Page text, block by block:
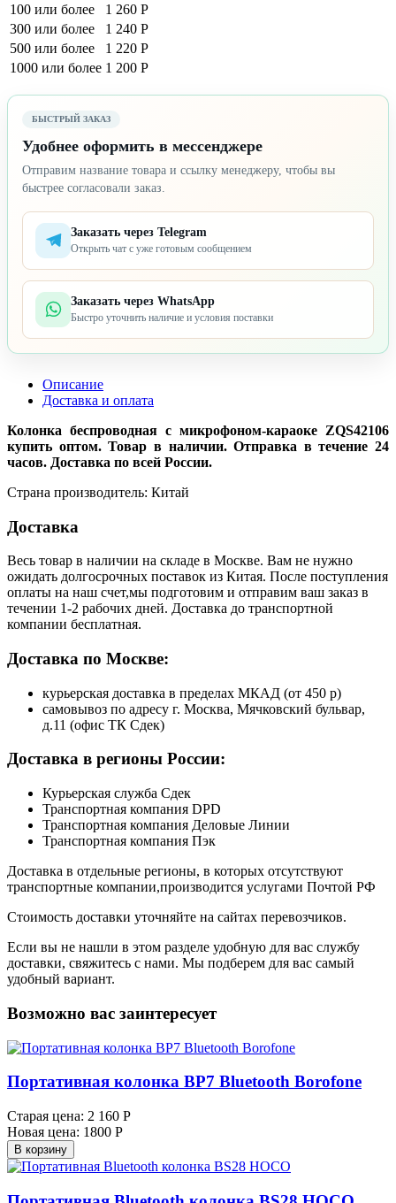
100 или более
1 260 Р
300 или более
1 240 Р
500 или более
1 220 Р
1000 или более 1 200 Р
БЫСТРЫЙ ЗАКАЗ
Удобнее оформить в мессенджере
Отправим название товара и ссылку менеджеру, чтобы вы
быстрее согласовали заказ.
Заказать через Telegram
Открыть чат с уже готовым сообщением
Заказать через WhatsApp
Быстро уточнить наличие и условия поставки
Описание
Доставка и оплата
Колонка беспроводная с микрофоном-караоке ZQS42106
купить оптом. Товар в наличии. Отправка в течение 24
часов. Доставка по всей России.
Страна производитель: Китай
Доставка
Весь товар в наличии на складе в Москве. Вам не нужно
ожидать долгосрочных поставок из Китая. После поступления
оплаты на наш счет,мы подготовим и отправим ваш заказ в
течении 1-2 рабочих дней. Доставка до транспортной
компании бесплатная.
Доставка по Москве:
курьерская доставка в пределах МКАД (от 450 р)
самовывоз по адресу г. Москва, Мячковский бульвар,
д.11 (офис ТК Сдек)
Доставка в регионы России:
Курьерская служба Сдек
Транспортная компания DPD
Транспортная компания Деловые Линии
Транспортная компания Пэк
Доставка в отдельные регионы, в которых отсутствуют
транспортные компании,производится услугами Почтой РФ
Стоимость доставки уточняйте на сайтах перевозчиков.
Если вы не нашли в этом разделе удобную для вас службу
доставки, свяжитесь с нами. Мы подберем для вас самый
удобный вариант.
Возможно вас заинтересует
Портативная колонка BP7 Bluetooth Borofone
Старая цена: 2 160 Р
Новая цена: 1800 Р
В корзину